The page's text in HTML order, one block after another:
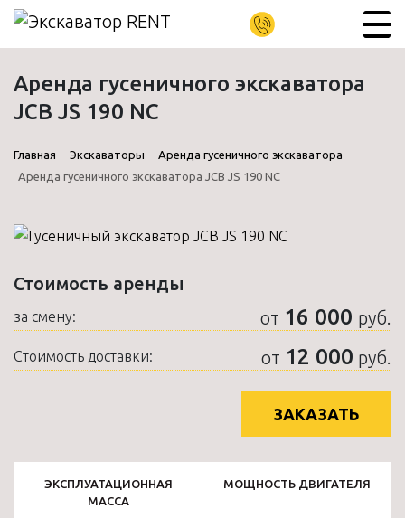
Аренда гусеничного экскаватора
JCB JS 190 NC
Главная Экскаваторы
Аренда гусеничного экскаватора
Аренда гусеничного экскаватора JCB JS 190 NC
Стоимость аренды
за смену: от 16 000 руб.
Стоимость доставки: от 12 000 руб.
ЗАКАЗАТЬ
ЭКСПЛУАТАЦИОННАЯ
МАССА
МОЩНОСТЬ ДВИГАТЕЛЯ